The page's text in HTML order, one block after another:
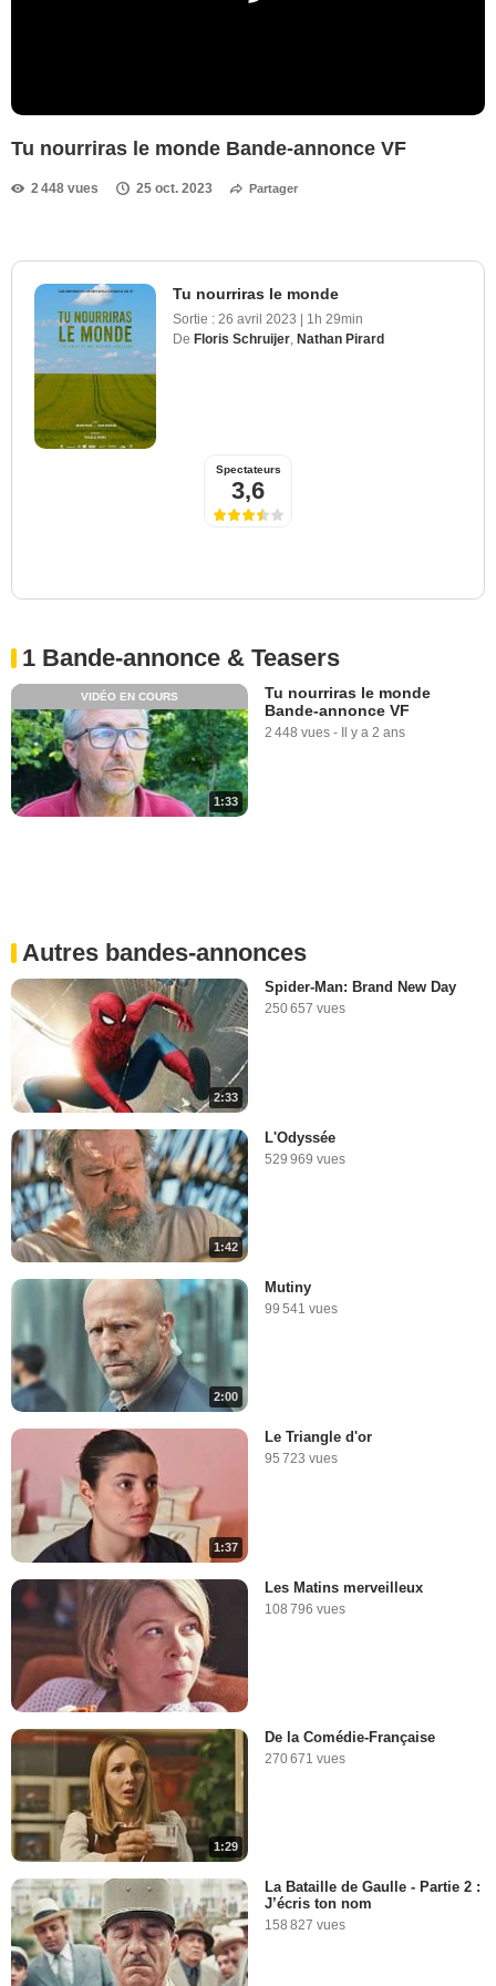
Tu nourriras le monde Bande-annonce VF
2 448 vues 25 oct. 2023 Partager
Tu nourriras le monde
Sortie : 26 avril 2023 | 1h 29min
De Floris Schruijer Nathan Pirard
Spectateurs
3,6
1 Bande-annonce & Teasers
1:33
VIDÉO EN COURS
Tu nourriras le monde
Bande-annonce VF
2 448 vues - Il y a 2 ans
Autres bandes-annonces
2:33
Spider-Man: Brand New Day
250 657 vues
1:42
L'Odyssée
529 969 vues
2:00
Mutiny
99 541 vues
1:37
Le Triangle d'or
95 723 vues
Les Matins merveilleux
108 796 vues
1:29
De la Comédie-Française
270 671 vues
La Bataille de Gaulle - Partie 2 :
J’écris ton nom
158 827 vues